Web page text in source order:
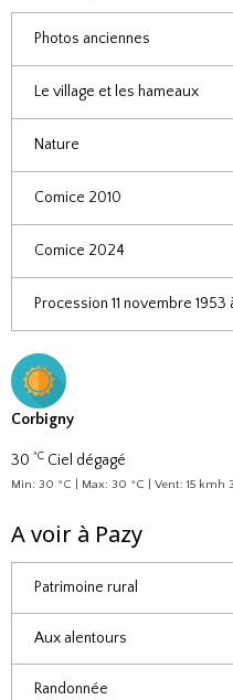
Photos anciennes
Le village et les hameaux
Nature
Comice 2010
Comice 2024
Procession 11 novembre 1953
Corbigny
30 °C Ciel dégagé
Min: 30 °C | Max: 30 °C | Vent: 15 kmh
A voir à Pazy
Patrimoine rural
Aux alentours
Randonnée